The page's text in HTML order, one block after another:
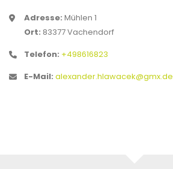
Adresse: Mühlen 1
Ort: 83377 Vachendorf
Telefon: +498616823
E-Mail: alexander.hlawacek@gmx.de